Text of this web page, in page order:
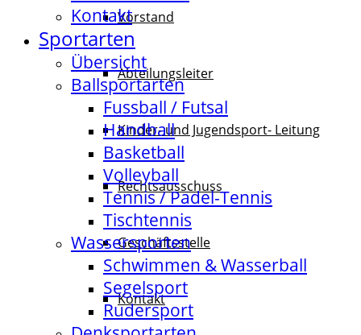
Vorstand
Abteilungsleiter
Kinder- und Jugendsport- Leitung
Rechtsausschuss
Geschäftsstelle
Kontakt
Kontakt
Sportarten
Übersicht
Ballsportarten
Fussball / Futsal
Handball
Basketball
Volleyball
Tennis / Padel-Tennis
Tischtennis
Wassersporten
Schwimmen & Wasserball
Segelsport
Rudersport